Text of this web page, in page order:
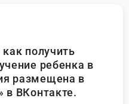
получить
ребенка в
размещена в
в ВКонтакте.